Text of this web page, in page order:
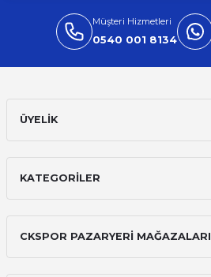
Müşteri Hizmetleri
0540 001 8134
ÜYELİK
KATEGORİLER
CKSPOR PAZARYERİ MAĞAZALARI